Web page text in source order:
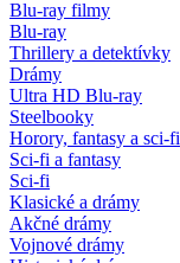
Blu-ray filmy
Blu-ray
Thrillery a detektívky
Drámy
Ultra HD Blu-ray
Steelbooky
Horory, fantasy a sci-fi
Sci-fi a fantasy
Sci-fi
Klasické a drámy
Akčné drámy
Vojnové drámy